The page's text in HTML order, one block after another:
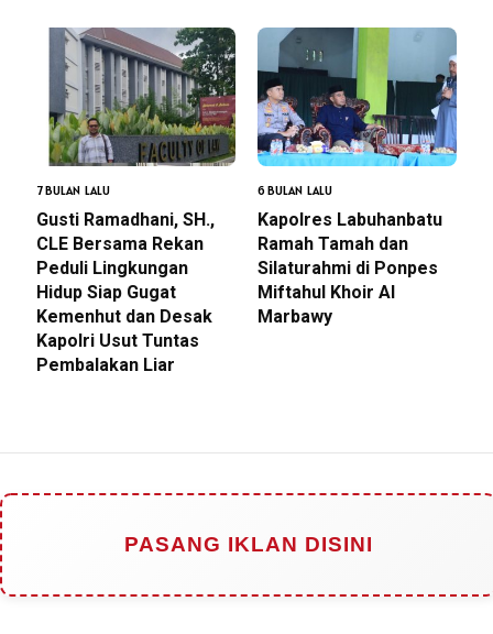
7 BULAN LALU
Gusti Ramadhani, SH.,
CLE Bersama Rekan
Peduli Lingkungan
Hidup Siap Gugat
Kemenhut dan Desak
Kapolri Usut Tuntas
Pembalakan Liar
6 BULAN LALU
Kapolres Labuhanbatu
Ramah Tamah dan
Silaturahmi di Ponpes
Miftahul Khoir Al
Marbawy
PASANG IKLAN DISINI